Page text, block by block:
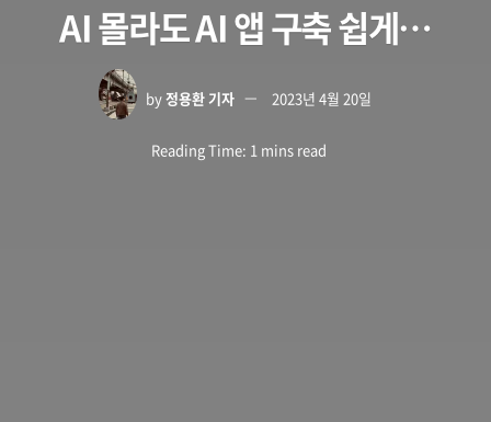
AI 몰라도 AI 앱 구축 쉽게…
by정용환 기자 2023년 4월 20일
Reading Time: 1 mins read